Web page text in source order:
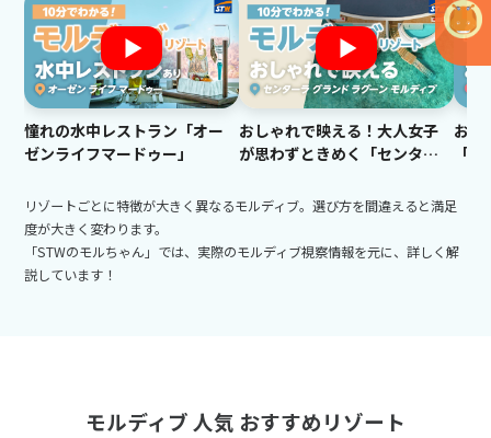
憧れの水中レストラン「オー
ゼンライフマードゥー」
おしゃれで映える！大人女子
が思わずときめく「センター
ブ」
お手
「
リゾートごとに特徴が大きく異なるモルディブ。選び方を間違えると満足
度が大きく変わります。
「STWのモルちゃん」では、実際のモルディブ視察情報を元に、詳しく解
説しています！
モルディブ 人気 おすすめリゾート